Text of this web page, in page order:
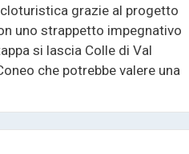
grazie al progetto
uno strappetto impegnativo
si lascia Colle di Val
che potrebbe valere una